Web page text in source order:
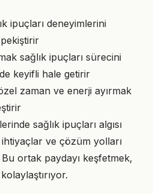
ipuçları deneyimlerini
sağlık ipuçları sürecini
keyifli hale getirir
zaman ve enerji ayırmak
sağlık ipuçları algısı
ve çözüm yolları
ortak paydayı keşfetmek,